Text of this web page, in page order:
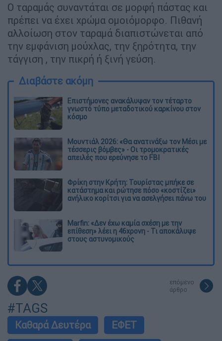
Ο ταραμάς συναντάται σε μορφή πάστας και
πρέπει να έχει χρώμα ομοιόμορφο. Πιθανή
αλλοίωση στον ταραμά διαπιστώνεται από
την εμφάνιση μούχλας, την ξηρότητα, την
τάγγιση , την πικρή ή ξινή γεύση.
Διαβάστε ακόμη
Επιστήμονες ανακάλυψαν τον τέταρτο
γνωστό τύπο μεταδοτικού καρκίνου στον
κόσμο
Μουντιάλ 2026: «Θα ανατινάξω τον Μέσι με
τέσσερις βόμβες» - Οι τρομοκρατικές
απειλές που ερεύνησε το FBI
Φρίκη στην Κρήτη: Τουρίστας μπήκε σε
κατάστημα και ρώτησε πόσο «κοστίζει»
ανήλικο κορίτσι για να ασελγήσει πάνω του
Marfin: «Δεν έχω καμία σχέση με την
επίθεση» λέει η 46χρονη - Τι αποκάλυψε
στους αστυνομικούς
επόμενο
άρθρο
#TAGS
Καθαρά Δευτέρα
ΕΦΕΤ